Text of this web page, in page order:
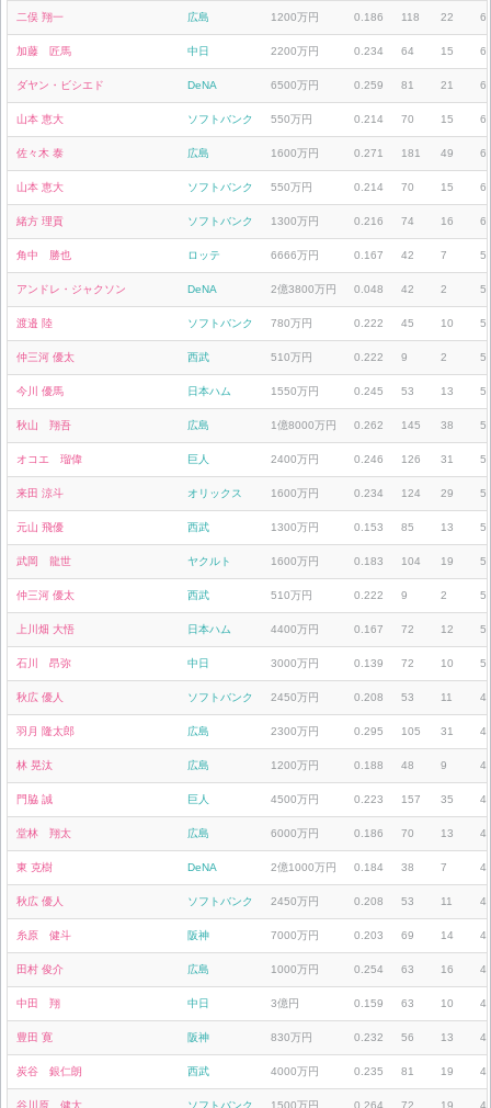
二俣 翔一 広島 1200万円 0.186 118 22 6
加藤 匠馬 中日 2200万円 0.234 64 15 6
ダヤン・ビシエド DeNA 6500万円 0.259 81 21 6
山本 恵大 ソフトバンク 550万円 0.214 70 15 6
佐々木 泰 広島 1600万円 0.271 181 49 6
山本 恵大 ソフトバンク 550万円 0.214 70 15 6
緒方 理貢 ソフトバンク 1300万円 0.216 74 16 6
角中 勝也 ロッテ 6666万円 0.167 42 7 5
アンドレ・ジャクソン DeNA 2億3800万円 0.048 42 2 5
渡邉 陸 ソフトバンク 780万円 0.222 45 10 5
仲三河 優太 西武 510万円 0.222 9 2 5
今川 優馬 日本ハム 1550万円 0.245 53 13 5
秋山 翔吾 広島 1億8000万円 0.262 145 38 5
オコエ 瑠偉 巨人 2400万円 0.246 126 31 5
来田 涼斗 オリックス 1600万円 0.234 124 29 5
元山 飛優 西武 1300万円 0.153 85 13 5
武岡 龍世 ヤクルト 1600万円 0.183 104 19 5
仲三河 優太 西武 510万円 0.222 9 2 5
上川畑 大悟 日本ハム 4400万円 0.167 72 12 5
石川 昂弥 中日 3000万円 0.139 72 10 5
秋広 優人 ソフトバンク 2450万円 0.208 53 11 4
羽月 隆太郎 広島 2300万円 0.295 105 31 4
林 晃汰 広島 1200万円 0.188 48 9 4
門脇 誠 巨人 4500万円 0.223 157 35 4
堂林 翔太 広島 6000万円 0.186 70 13 4
東 克樹 DeNA 2億1000万円 0.184 38 7 4
秋広 優人 ソフトバンク 2450万円 0.208 53 11 4
糸原 健斗 阪神 7000万円 0.203 69 14 4
田村 俊介 広島 1000万円 0.254 63 16 4
中田 翔 中日 3億円 0.159 63 10 4
豊田 寛 阪神 830万円 0.232 56 13 4
炭谷 銀仁朗 西武 4000万円 0.235 81 19 4
谷川原 健太 ソフトバンク 1500万円 0.264 72 19 4